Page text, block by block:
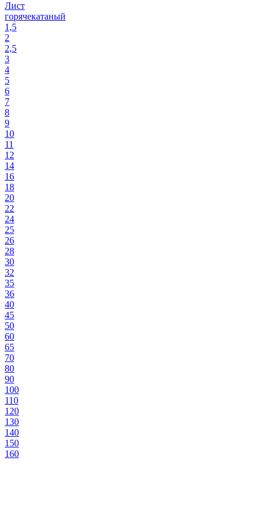
Лист
горячекатаный
1,5
2
2,5
3
4
5
6
7
8
9
10
11
12
14
16
18
20
22
24
25
26
28
30
32
35
36
40
45
50
60
65
70
80
90
100
110
120
130
140
150
160